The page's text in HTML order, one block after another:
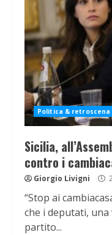
Politica & retroscena
Sicilia,
contro i
Giorgio Livigni
“Stop ai
che i deputati,
partito...